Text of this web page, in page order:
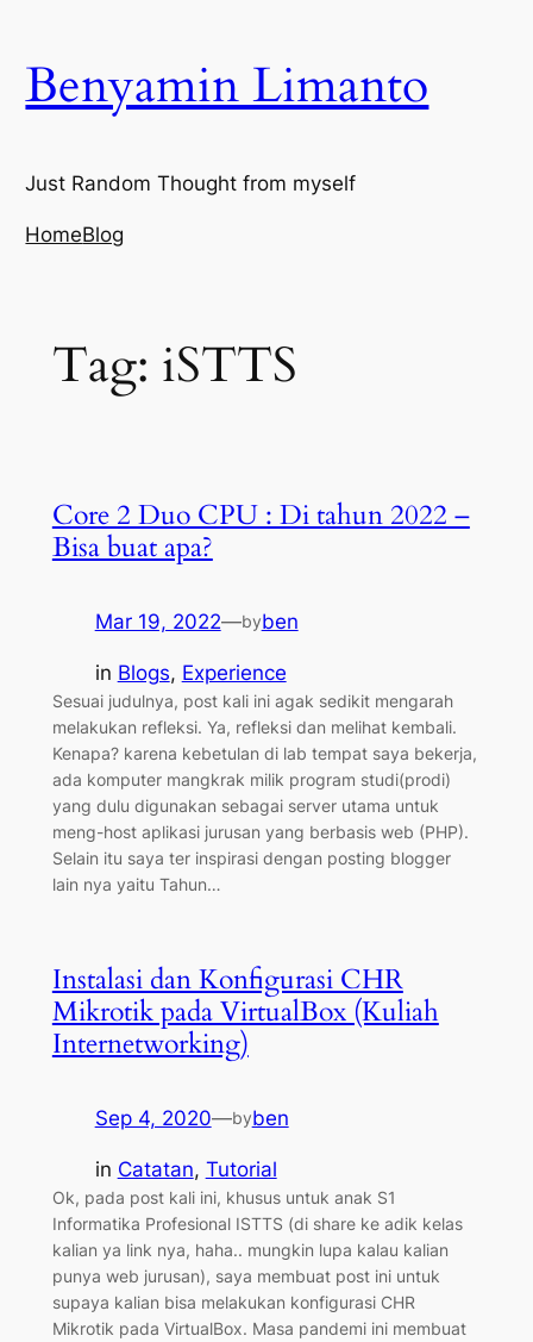
content
Benyamin Limanto
Just Random Thought from myself
HomeBlog
Tag: iSTTS
Core 2 Duo CPU : Di tahun 2022 –
Bisa buat apa?
Mar 19, 2022—byben
in Blogs, Experience
Sesuai judulnya, post kali ini agak sedikit mengarah
melakukan refleksi. Ya, refleksi dan melihat kembali.
Kenapa? karena kebetulan di lab tempat saya bekerja,
ada komputer mangkrak milik program studi(prodi)
yang dulu digunakan sebagai server utama untuk
meng-host aplikasi jurusan yang berbasis web (PHP).
Selain itu saya ter inspirasi dengan posting blogger
lain nya yaitu Tahun…
Instalasi dan Konfigurasi CHR
Mikrotik pada VirtualBox (Kuliah
Internetworking)
Sep 4, 2020—byben
in Catatan, Tutorial
Ok, pada post kali ini, khusus untuk anak S1
Informatika Profesional ISTTS (di share ke adik kelas
kalian ya link nya, haha.. mungkin lupa kalau kalian
punya web jurusan), saya membuat post ini untuk
supaya kalian bisa melakukan konfigurasi CHR
Mikrotik pada VirtualBox. Masa pandemi ini membuat